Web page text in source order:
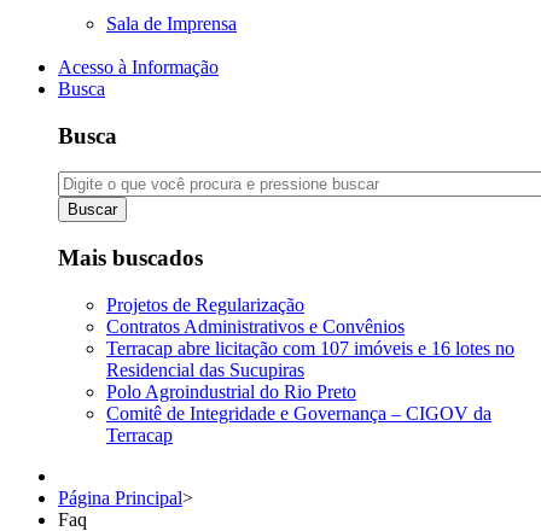
Sala de Imprensa
Acesso à Informação
Busca
Busca
Buscar
Mais buscados
Projetos de Regularização
Contratos Administrativos e Convênios
Terracap abre licitação com 107 imóveis e 16 lotes no
Residencial das Sucupiras
Polo Agroindustrial do Rio Preto
Comitê de Integridade e Governança – CIGOV da
Terracap
Página Principal>
Faq